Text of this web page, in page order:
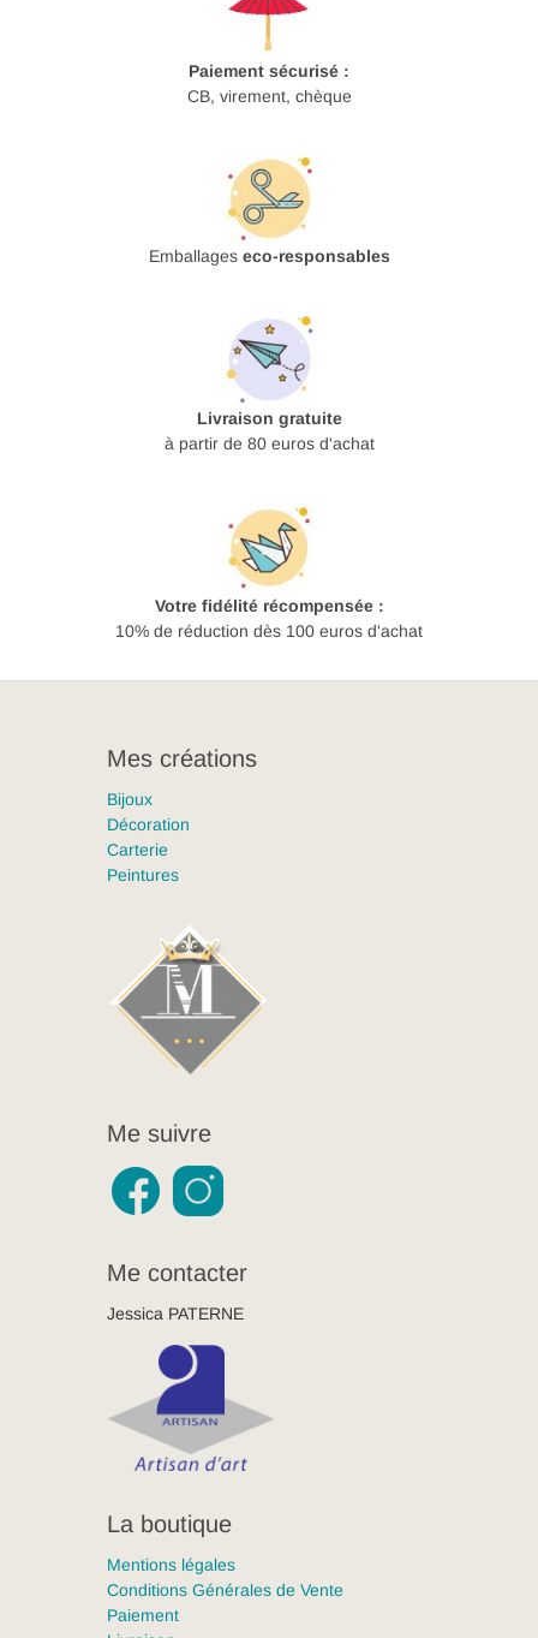
Paiement sécurisé :
CB, virement, chèque
Emballages eco-responsables
Livraison gratuite
à partir de 80 euros d'achat
Votre fidélité récompensée :
10% de réduction dès 100 euros d'achat
Mes créations
Bijoux
Décoration
Carterie
Peintures
Me suivre
Me contacter
Jessica PATERNE
La boutique
Mentions légales
Conditions Générales de Vente
Paiement